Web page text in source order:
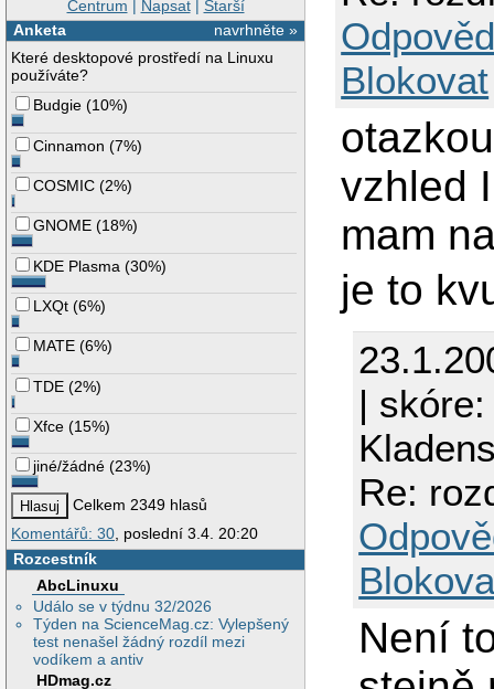
Centrum | Napsat| Starší
navrhněte »
Anketa
Které desktopové prostředí na Linuxu
používáte?
Budgie (10%)
Cinnamon (7%)
COSMIC (2%)
GNOME (18%)
KDE Plasma (30%)
LXQt (6%)
MATE (6%)
TDE (2%)
Xfce (15%)
jiné/žádné (23%)
Celkem 2349 hlasů
Komentářů: 30 , poslední 3.4. 20:20
Rozcestník
AbcLinuxu
Událo se v týdnu 32/2026
Týden na ScienceMag.cz: Vylepšený
test nenašel žádný rozdíl mezi
vodíkem a antiv
HDmag.cz
Blokovat
vzhled
mam
je to
|
Re:
Není